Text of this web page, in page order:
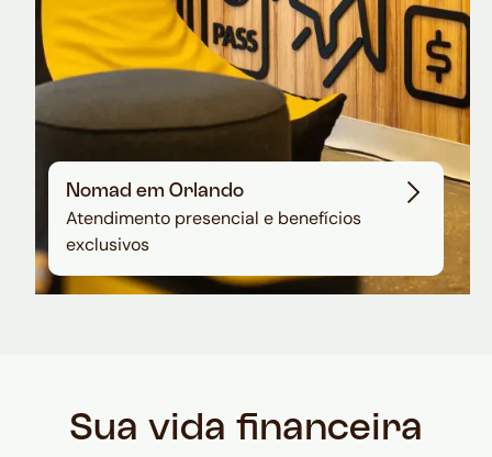
Nomad em Orlando
Atendimento presencial e benefícios
exclusivos
Sua vida financeira